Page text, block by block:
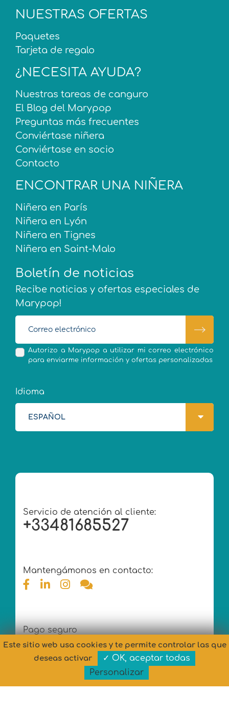
NUESTRAS OFERTAS
Paquetes
Tarjeta de regalo
¿NECESITA AYUDA?
Nuestras tareas de canguro
El Blog del Marypop
Preguntas más frecuentes
Conviértase niñera
Conviértase en socio
Contacto
ENCONTRAR UNA NIÑERA
Niñera en París
Niñera en Lyón
Niñera en Tignes
Niñera en Saint-Malo
Boletín de noticias
Recibe noticias y ofertas especiales de
Marypop!
Autorizo a Marypop a utilizar mi correo electrónico
para enviarme información y ofertas personalizadas
Idioma
ESPAÑOL
Servicio de atención al cliente:
+33481685527
Mantengámonos en contacto:
Pago seguro
Este sitio web usa cookies y te permite controlar las que
deseas activar
✓ OK, aceptar todas
Personalizar